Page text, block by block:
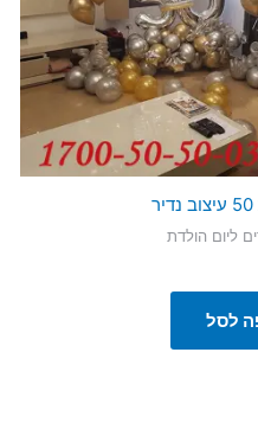
ליום הולדת
לסל